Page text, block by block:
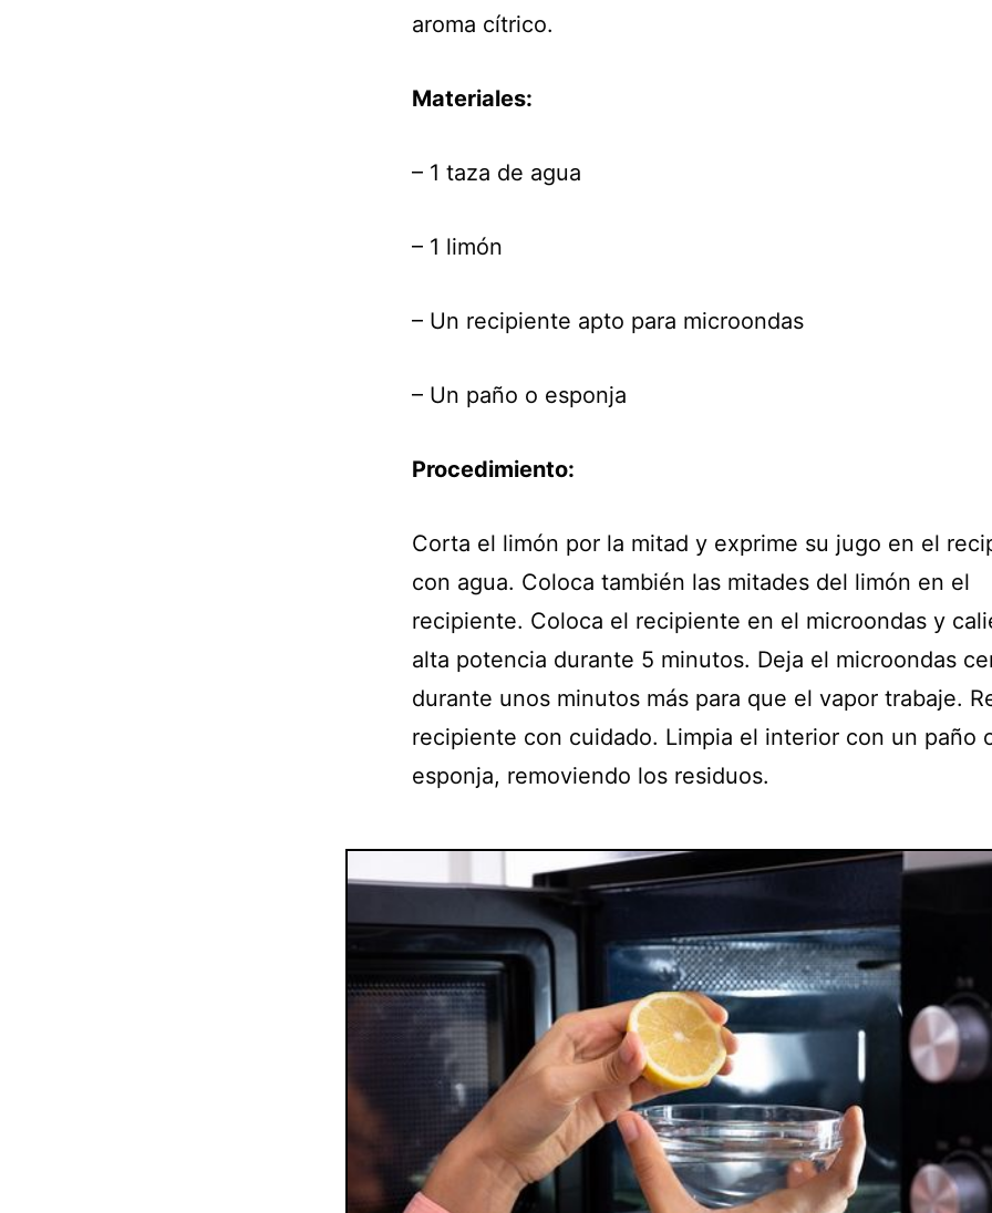
aroma cítrico.
Materiales:
– 1 taza de agua
– 1 limón
– Un recipiente apto para microondas
– Un paño o esponja
Procedimiento:
Corta el limón por la mitad y exprime su jugo en el
con agua. Coloca también las mitades del limón en el
recipiente. Coloca el recipiente en el microondas y
alta potencia durante 5 minutos. Deja el microondas
durante unos minutos más para que el vapor trabaje.
recipiente con cuidado. Limpia el interior con un paño
esponja, removiendo los residuos.